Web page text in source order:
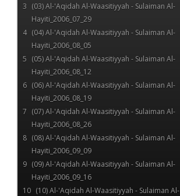
3 (03) Al-'Aqidah Al-Waasitiyyah - Sulaiman Al-
Hayiti_2006_07_29
4 (04) Al-'Aqidah Al-Waasitiyyah - Sulaiman Al-
Hayiti_2006_08_05
5 (05) Al-'Aqidah Al-Waasitiyyah - Sulaiman Al-
Hayiti_2006_08_12
6 (06) Al-'Aqidah Al-Waasitiyyah - Sulaiman Al-
Hayiti_2006_08_19
7 (07) Al-'Aqidah Al-Waasitiyyah - Sulaiman Al-
Hayiti_2006_08_26
8 (08) Al-'Aqidah Al-Waasitiyyah - Sulaiman Al-
Hayiti_2006_09_09
9 (09) Al-'Aqidah Al-Waasitiyyah - Sulaiman Al-
Hayiti_2006_09_16
10 (10) Al-'Aqidah Al-Waasitiyyah - Sulaiman Al-